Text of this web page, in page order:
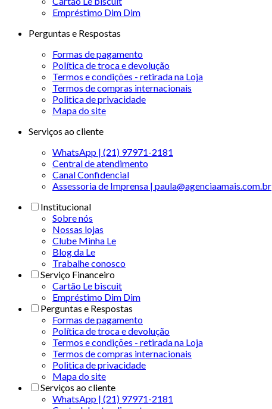
Empréstimo Dim Dim
Perguntas e Respostas
Formas de pagamento
Política de troca e devolução
Termos e condições - retirada na Loja
Termos de compras internacionais
Politica de privacidade
Mapa do site
Serviços ao cliente
WhatsApp | (21) 97971-2181
Central de atendimento
Canal Confidencial
Assessoria de Imprensa | paula@agenciaamais.com.br
Institucional
Sobre nós
Nossas lojas
Clube Minha Le
Blog da Le
Trabalhe conosco
Serviço Financeiro
Cartão Le biscuit
Empréstimo Dim Dim
Perguntas e Respostas
Formas de pagamento
Política de troca e devolução
Termos e condições - retirada na Loja
Termos de compras internacionais
Politica de privacidade
Mapa do site
Serviços ao cliente
WhatsApp | (21) 97971-2181